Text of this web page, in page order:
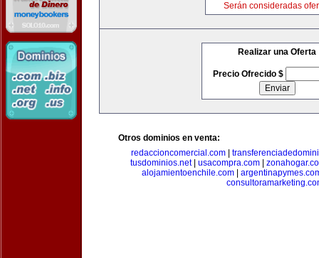
Serán consideradas
Realizar una Oferta
Precio Ofrecido $
Otros dominios en venta:
redaccioncomercial.com
tusdominios.net| usacompra.com|
alojamientoenchile.com